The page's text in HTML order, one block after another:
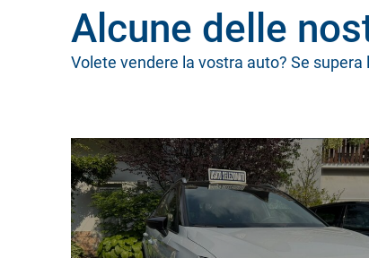
Alcune delle
Volete vendere la vostra auto? Se